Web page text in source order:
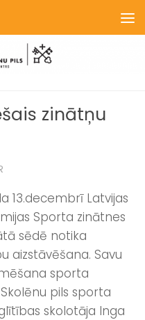
zinātņu
13.decembrī Latvijas
Sporta zinātnes
sēdē notika
aizstāvēšana. Savu
sporta
pils sporta
skolotāja Inga